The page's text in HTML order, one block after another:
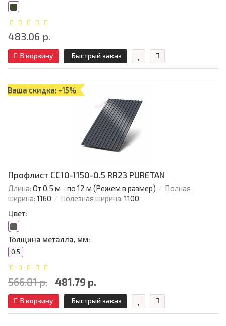
483.06 р.
В корзину Быстрый заказ
Ваша скидка: -15%
Профлист СС10-1150-0.5 RR23 PURETAN
Длина: От 0,5 м - по 12 м (Режем в размер)
Полная
ширина: 1160 Полезная ширина: 1100
Цвет:
Толщина металла, мм:
0.5
566.81 р. 481.79 р.
В корзину Быстрый заказ